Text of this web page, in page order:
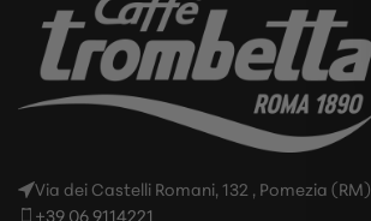
Via dei Castelli Romani, 132 , Pomezia (RM)
+39 06 9114221